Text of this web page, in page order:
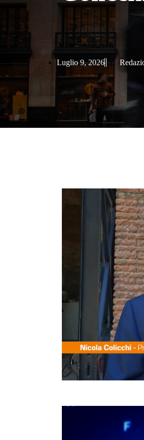
Luglio 9, 2026